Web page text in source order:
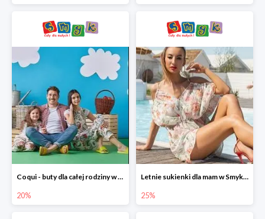
Coqui - buty dla całej rodziny w Smyku do -20%
20%
Letnie sukienki dla mam w Smyku do -25%
25%